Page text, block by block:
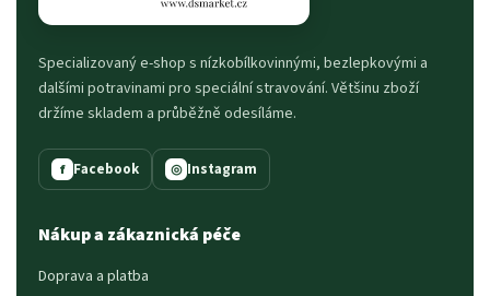
Specializovaný e-shop s nízkobílkovinnými, bezlepkovými a
dalšími potravinami pro speciální stravování. Většinu zboží
držíme skladem a průběžně odesíláme.
f Facebook ◎ Instagram
Nákup a zákaznická péče
Doprava a platba